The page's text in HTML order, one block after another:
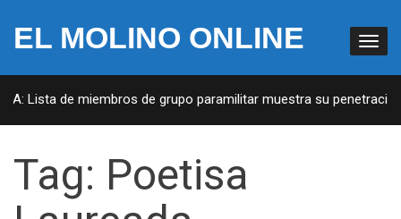
EL MOLINO ONLINE
Lista de miembros de grupo paramilitar muestra su penetración
Tag: Poetisa